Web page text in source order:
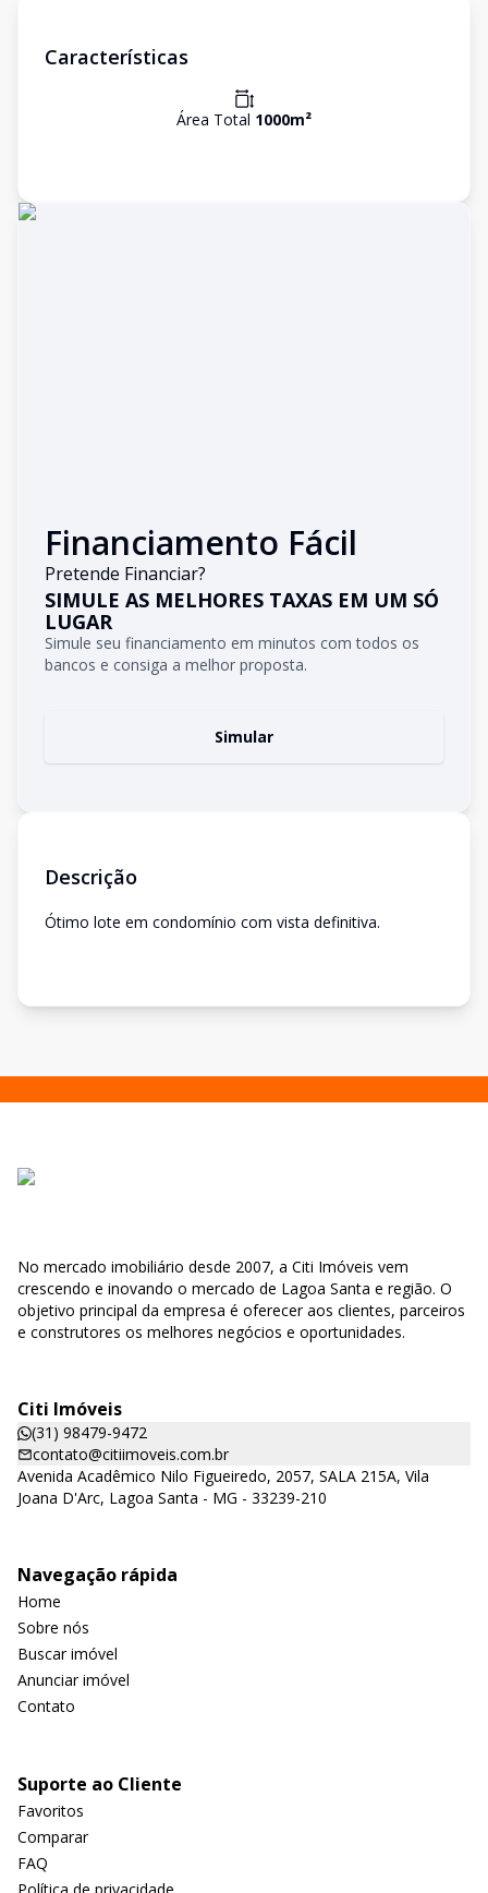
Características
Área Total 1000m²
Financiamento Fácil
Pretende Financiar?
SIMULE AS MELHORES TAXAS EM UM SÓ
LUGAR
Simule seu financiamento em minutos com todos os
bancos e consiga a melhor proposta.
Simular
Descrição
Ótimo lote em condomínio com vista definitiva.
No mercado imobiliário desde 2007, a Citi Imóveis vem
crescendo e inovando o mercado de Lagoa Santa e região. O
objetivo principal da empresa é oferecer aos clientes, parceiros
e construtores os melhores negócios e oportunidades.
Citi Imóveis
(31) 98479-9472
contato@citiimoveis.com.br
Avenida Acadêmico Nilo Figueiredo, 2057, SALA 215A, Vila
Joana D'Arc, Lagoa Santa - MG - 33239-210
Navegação rápida
Home
Sobre nós
Buscar imóvel
Anunciar imóvel
Contato
Suporte ao Cliente
Favoritos
Comparar
FAQ